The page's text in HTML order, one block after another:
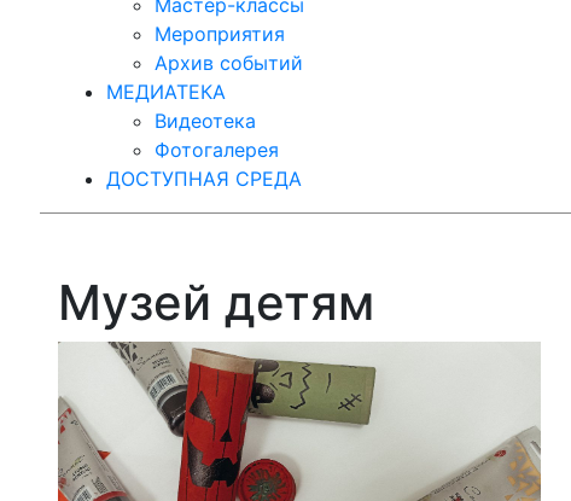
Мастер-классы
Мероприятия
Архив событий
МЕДИАТЕКА
Видеотека
Фотогалерея
ДОСТУПНАЯ СРЕДА
Музей детям